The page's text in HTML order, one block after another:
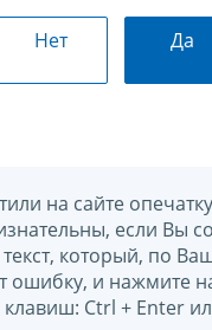
Нет Да
на сайте
если Вы
который, по
ошибку, и нажмите
Ctrl + Enter